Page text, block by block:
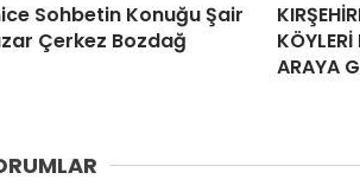
Sohbetin Konuğu Şair
Çerkez Bozdağ
KÖYLERİ
ARAYA